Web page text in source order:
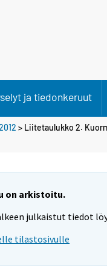
ja tiedonkeruut
> Liitetaulukko 2.
on arkistoitu.
julkaistut tiedot
tilastosivulle